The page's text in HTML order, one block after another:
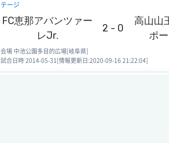
テージ
FC恵那アバンツァー
レJr.
2 - 0
高山山
ポ
会場 中池公園多目的広場[岐阜県]
試合日時 2014-05-31[情報更新日:2020-09-16 21:22:04]